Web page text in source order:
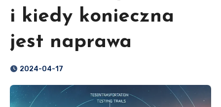
i kiedy konieczna
jest naprawa
2024-04-17